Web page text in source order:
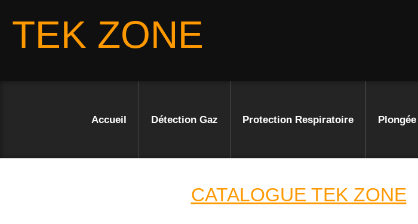
TEK ZONE
Accueil Détection Gaz Protection Respiratoire Plongée
CATALOGUE TEK ZONE